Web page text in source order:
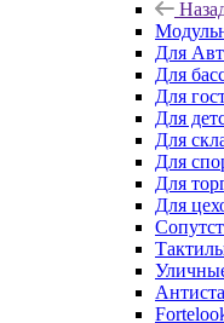
Для
Для
Для
Для
Для
Для
Для
Для